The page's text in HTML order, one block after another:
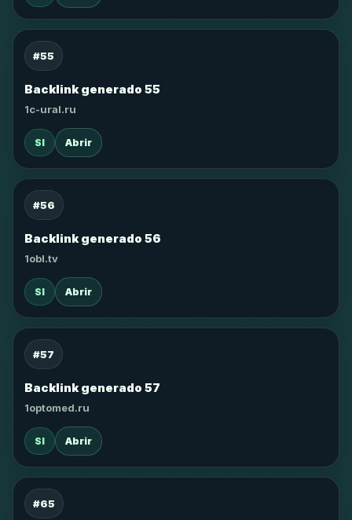
#55
Backlink generado 55
1c-ural.ru
SI Abrir
#56
Backlink generado 56
1obl.tv
SI Abrir
#57
Backlink generado 57
1optomed.ru
SI Abrir
#65